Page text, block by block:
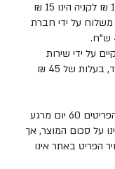
משלוח עד סכום של 110 ₪ לקניה הינו 15 ₪
משלוח על ידי חברת
על ידי שירות
משלוחים עד הבית בלבד, בעלות של 45 ₪
ניתן להחזיר את אחד מהפריטים 60 יום מרגע
על סכום המוצר, אך
הפריט באתר אינו